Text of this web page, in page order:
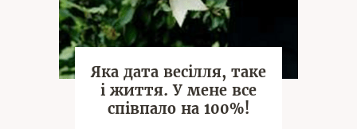
Яка дата весілля, таке
і життя. У мене все
співпало на 100%!